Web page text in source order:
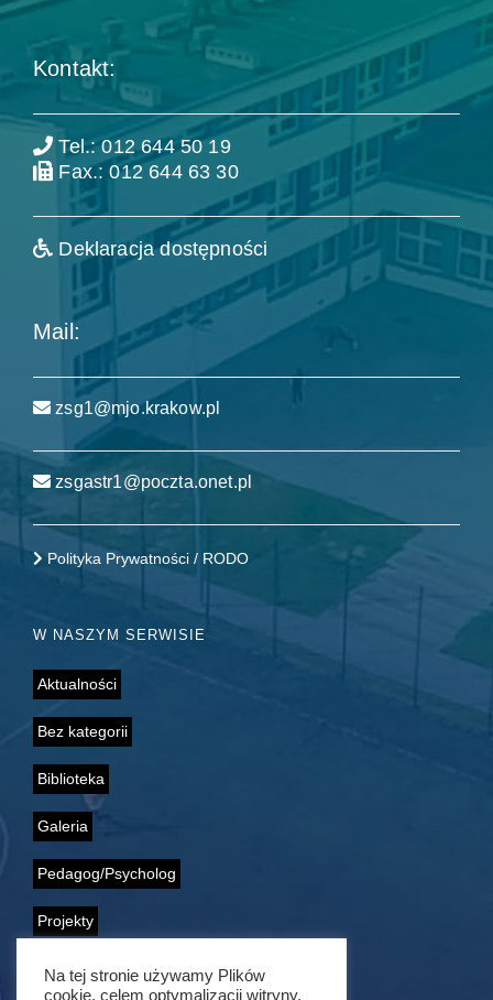
Kontakt:
Tel.: 012 644 50 19
Fax.: 012 644 63 30
Deklaracja dostępności
Mail:
zsg1@mjo.krakow.pl
zsgastr1@poczta.onet.pl
Polityka Prywatności / RODO
W NASZYM SERWISIE
Aktualności
Bez kategorii
Biblioteka
Galeria
Pedagog/Psycholog
Projekty
Samorząd Uczniowski
Na tej stronie używamy Plików
cookie, celem optymalizacji witryny.